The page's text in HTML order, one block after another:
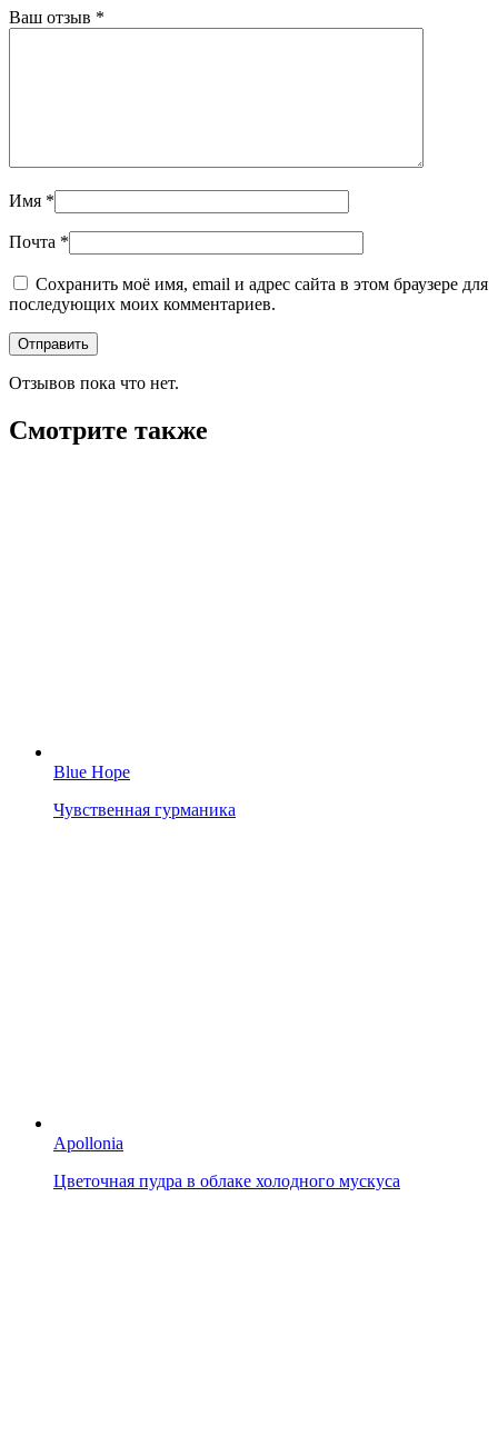
Ваш отзыв *
Имя *
Почта *
Сохранить моё имя, email и адрес сайта в этом браузере для
последующих моих комментариев.
Отзывов пока что нет.
Смотрите также
Blue Hope
Чувственная гурманика
Apollonia
Цветочная пудра в облаке холодного мускуса